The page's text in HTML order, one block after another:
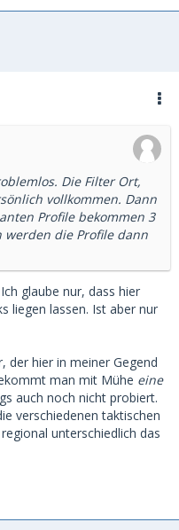
Die Filter Ort,
vollkommen. Dann
Profile bekommen 3
werden die Profile dann
glaube nur, dass hier
liegen lassen. Ist aber nur
der hier in meiner Gegend
man mit Mühe eine
auch noch nicht probiert.
verschiedenen taktischen
unterschiedlich das